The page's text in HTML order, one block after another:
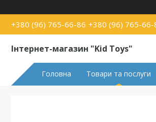
+380 (96) 765-66-86 +380 (96) 765-66-
Інтернет-магазин "Kid Toys"
Головна Товари та послуги